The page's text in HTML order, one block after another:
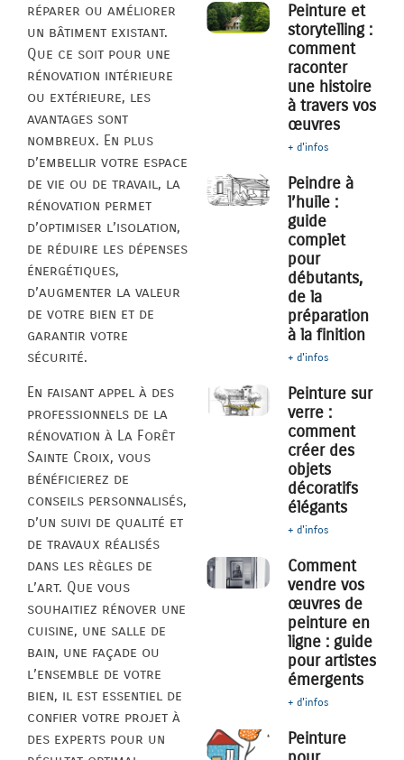
réparer ou améliorer
un bâtiment existant.
Que ce soit pour une
rénovation intérieure
ou extérieure, les
avantages sont
nombreux. En plus
d’embellir votre espace
de vie ou de travail, la
rénovation permet
d’optimiser l’isolation,
de réduire les dépenses
énergétiques,
d’augmenter la valeur
de votre bien et de
garantir votre
sécurité.
En faisant appel à des
professionnels de la
rénovation à La Forêt
Sainte Croix, vous
bénéficierez de
conseils personnalisés,
d’un suivi de qualité et
de travaux réalisés
dans les règles de
l’art. Que vous
souhaitiez rénover une
cuisine, une salle de
bain, une façade ou
l’ensemble de votre
bien, il est essentiel de
confier votre projet à
des experts pour un
Peinture et
storytelling :
comment
raconter
une histoire
à travers vos
œuvres
+ d'infos
Peindre à
l’huile :
guide
complet
pour
débutants,
de la
préparation
à la finition
+ d'infos
Peinture sur
verre :
comment
créer des
objets
décoratifs
élégants
+ d'infos
Comment
vendre vos
œuvres de
peinture en
ligne : guide
pour artistes
émergents
+ d'infos
Peinture